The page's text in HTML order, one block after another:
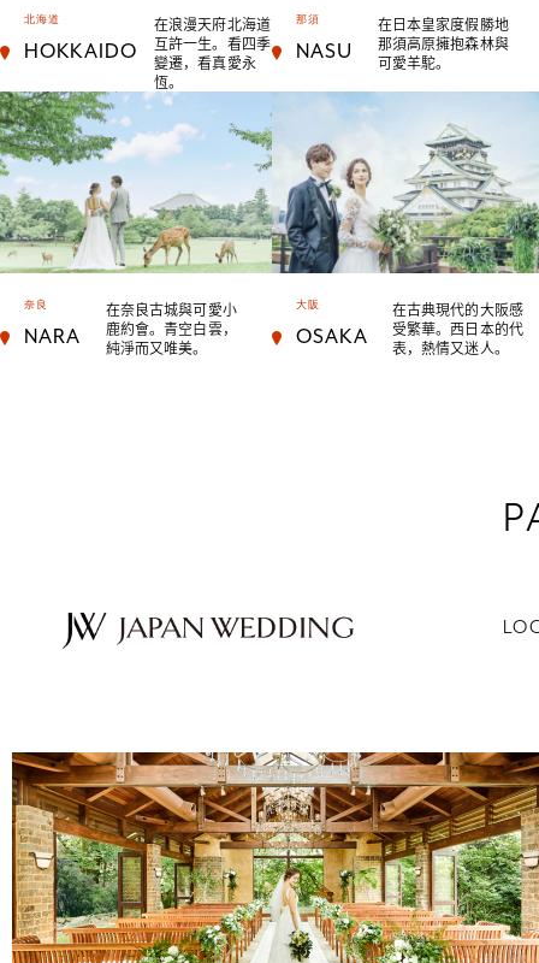
HOKKAIDO
北海道
在浪漫天府北海道
互許一生。看四季
變遷，看真愛永
恆。
NASU
那須
在日本皇家度假勝地
那須高原擁抱森林與
可愛羊駝。
NARA
奈良
在奈良古城與可愛小
鹿約會。青空白雲，
純淨而又唯美。
OSAKA
大阪
在古典現代的大阪感
受繁華。西日本的代
表，熱情又迷人。
零壓力無難度在日本舉辦婚禮。我